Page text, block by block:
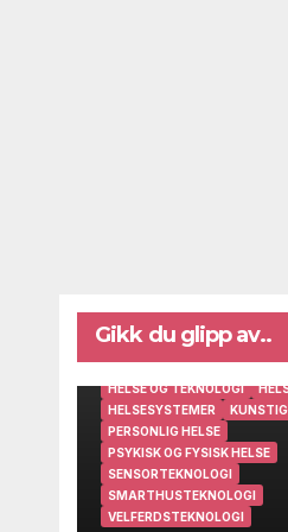
Gikk du glipp av..
BRUKERINNSIKT OG
DIGITAL
HELSE OG TEKNOLOGI
HELSESYSTEMER
PERSONLIG HELSE
PSYKISK OG FYSISK HELSE
SENSORTEKNOLOGI
SMARTHUSTEKNOLOGI
VELFERDSTEKNOLOGI